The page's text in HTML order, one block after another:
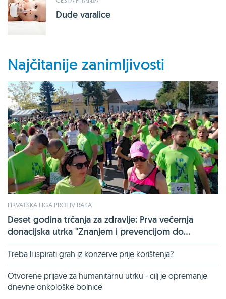
Dude varalice
Najčitanije zanimljivosti
HRVATSKA LIGA PROTIV RAKA
Deset godina trčanja za zdravlje: Prva večernja
donacijska utrka "Znanjem i prevencijom do...
Treba li ispirati grah iz konzerve prije korištenja?
Otvorene prijave za humanitarnu utrku - cilj je opremanje
dnevne onkološke bolnice